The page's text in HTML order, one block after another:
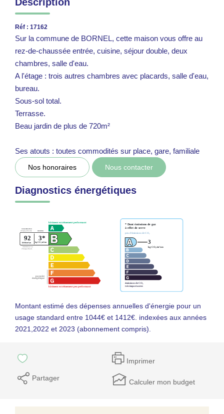
Réf : 17162
Sur la commune de BORNEL, cette maison vous offre au
rez-de-chaussée entrée, cuisine, séjour double, deux
chambres, salle d'eau.
A l'étage : trois autres chambres avec placards, salle d'eau,
bureau.
Sous-sol total.
Terrasse.
Beau jardin de plus de 720m²
Ses atouts : toutes commodités sur place, gare, familiale
Nos honoraires Nous contacter
Diagnostics énergétiques
Montant estimé des dépenses annuelles d'énergie pour un
usage standard entre 1044€ et 1412€. indexées aux années
2021,2022 et 2023 (abonnement compris).
Imprimer
Partager Calculer mon budget